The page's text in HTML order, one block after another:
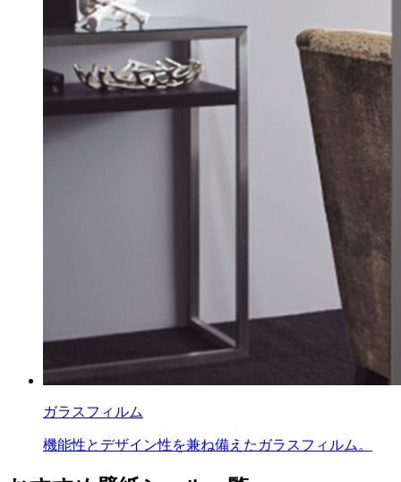
ガラスフィルム
機能性とデザイン性を兼ね備えたガラスフィルム。